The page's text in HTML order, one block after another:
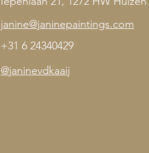
janine@janinepaintings.com
+31 6 24340429
@janinevdkaaij